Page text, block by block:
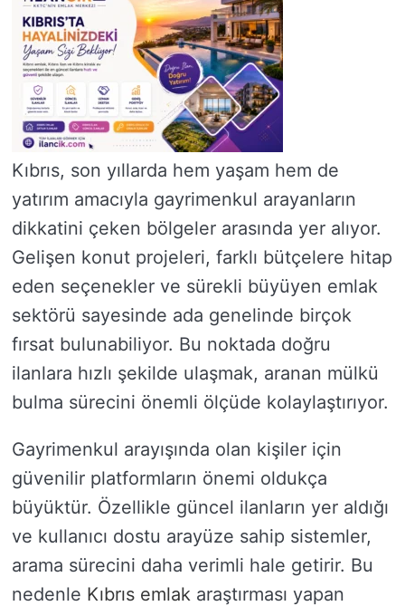
Kıbrıs, son yıllarda hem yaşam hem de
yatırım amacıyla gayrimenkul arayanların
dikkatini çeken bölgeler arasında yer alıyor.
Gelişen konut projeleri, farklı bütçelere hitap
eden seçenekler ve sürekli büyüyen emlak
sektörü sayesinde ada genelinde birçok
fırsat bulunabiliyor. Bu noktada doğru
ilanlara hızlı şekilde ulaşmak, aranan mülkü
bulma sürecini önemli ölçüde kolaylaştırıyor.
Gayrimenkul arayışında olan kişiler için
güvenilir platformların önemi oldukça
büyüktür. Özellikle güncel ilanların yer aldığı
ve kullanıcı dostu arayüze sahip sistemler,
arama sürecini daha verimli hale getirir. Bu
nedenle Kıbrıs emlak araştırması yapan